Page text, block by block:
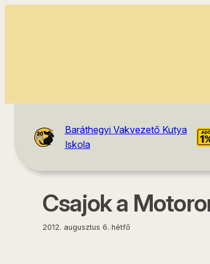
Baráthegyi Vakvezető Kutya
Iskola
Csajok a
2012. augusztus 6. hétfő